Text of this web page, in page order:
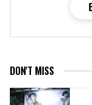
DON'T MISS